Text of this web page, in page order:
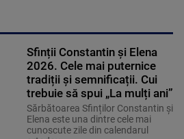
Sfinții Constantin și Elena
2026. Cele mai puternice
tradiții și semnificații. Cui
trebuie să spui „La mulți ani”
Sărbătoarea Sfinților Constantin și
Elena este una dintre cele mai
cunoscute zile din calendarul